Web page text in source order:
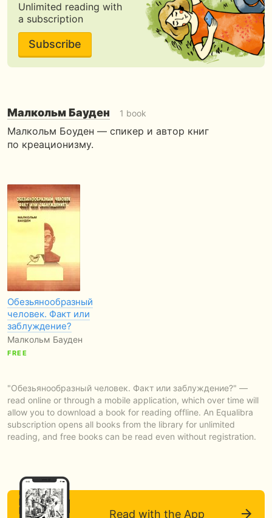
Unlimited reading with
a subscription
Subscribe
Малкольм Бауден 1 book
Малкольм Боуден — спикер и автор книг
по креационизму.
Обезьянообразный
человек. Факт или
заблуждение?
Малкольм Бауден
FREE
"Обезьянообразный человек. Факт или заблуждение?" —
read online or through a mobile application, which over time will
allow you to download a book for reading offline. An Equalibra
subscription opens all books from the library for unlimited
reading, and free books can be read even without registration.
Read with the App